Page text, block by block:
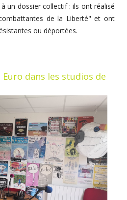
un dossier collectif : ils ont réalisé
de la Liberté" et ont
ou déportées.
Euro dans les studios de